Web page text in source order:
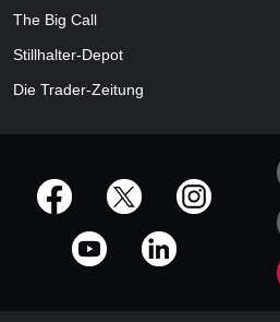
The Big Call
Stillhalter-Depot
Die Trader-Zeitung
offizielle Social Media-Accounts